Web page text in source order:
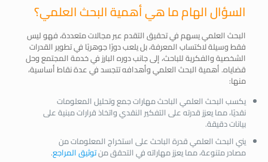
السؤال الهام ما هي أهمية البحث العلمي؟
البحث العلمي يسهم في تحقيق التقدم عبر مجالات متعددة، فهو ليس
فقط وسيلة لاكتساب المعرفة، بل يلعب دورًا جوهريًا في تطوير القدرات
الشخصية والفكرية للباحث، إلى جانب دوره البارز في خدمة المجتمع وحل
قضاياه. أهمية البحث العلمي وأهدافه تتجسد في عدة نقاط أساسية،
منها:
يكسب البحث العلمي الباحث مهارات جمع وتحليل المعلومات
نقديًا، مما يعزز قدرته على التفكير النقدي واتخاذ قرارات مبنية على
بيانات دقيقة.
يني البحث العلمي قدرة الباحث على استخراج المعلومات من
مصادر متنوعة، مما يعزز مهاراته في التحقق منتوثيق المراجع.